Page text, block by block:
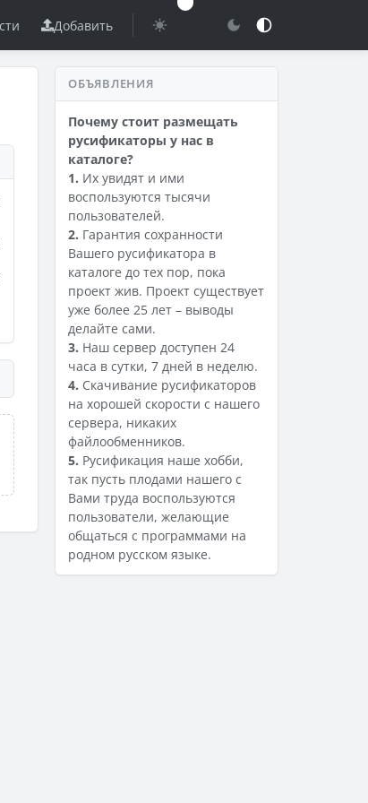
Добавить
ОБЪЯВЛЕНИЯ
Почему стоит размещать
русификаторы у нас в
каталоге?
1. Их увидят и ими
воспользуются тысячи
пользователей.
2. Гарантия сохранности
Вашего русификатора в
каталоге до тех пор, пока
проект жив. Проект существует
уже более 25 лет – выводы
делайте сами.
3. Наш сервер доступен 24
часа в сутки, 7 дней в неделю.
4. Скачивание русификаторов
на хорошей скорости с нашего
сервера, никаких
файлообменников.
5. Русификация наше хобби,
так пусть плодами нашего с
Вами труда воспользуются
пользователи, желающие
общаться с программами на
родном русском языке.